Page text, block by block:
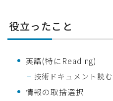
役立ったこと
英語(特にReading)
技術ドキュメント読
情報の取捨選択